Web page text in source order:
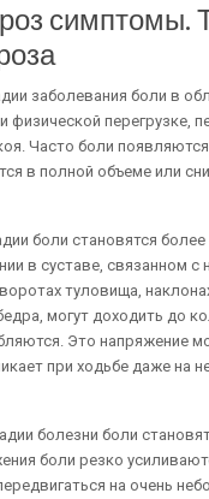
симптомы.
заболевания боли в
физической перегрузке,
Часто боли
в полной объеме или
боли становятся
в суставе, связанном с
туловища,
могут доходить до
Это напряжение
при ходьбе даже на
болезни боли
боли резко
на очень